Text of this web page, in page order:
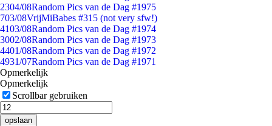
2304/08Random Pics van de Dag #1975
703/08VrijMiBabes #315 (not very sfw!)
4103/08Random Pics van de Dag #1974
3002/08Random Pics van de Dag #1973
4401/08Random Pics van de Dag #1972
4931/07Random Pics van de Dag #1971
Opmerkelijk
Opmerkelijk
Scrollbar gebruiken
opslaan